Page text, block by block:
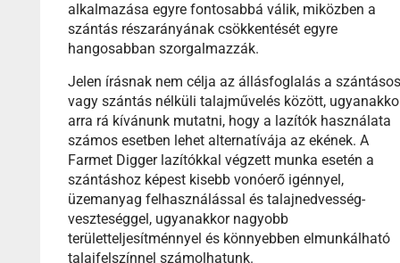
alkalmazása egyre fontosabbá válik, miközben a
szántás részarányának csökkentését egyre
hangosabban szorgalmazzák.
Jelen írásnak nem célja az állásfoglalás a
vagy szántás nélküli talajművelés között,
arra rá kívánunk mutatni, hogy a lazítók használata
számos esetben lehet alternatívája az ekének. A
Farmet Digger lazítókkal végzett munka esetén a
szántáshoz képest kisebb vonóerő igénnyel,
üzemanyag felhasználással és talajnedvesség-
veszteséggel, ugyanakkor nagyobb
területteljesítménnyel és könnyebben elmunkálható
talajfelszínnel számolhatunk.